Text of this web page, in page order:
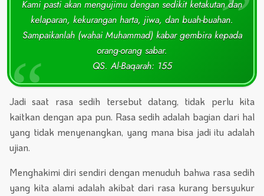
Kami pasti akan mengujimu dengan sedikit ketakutan dan
kelaparan, kekurangan harta, jiwa, dan buah-buahan.
Sampaikanlah (wahai Muhammad) kabar gembira kepada
orang-orang sabar.
QS. Al-Baqarah: 155
Jadi saat rasa sedih tersebut datang, tidak perlu kita
kaitkan dengan apa pun. Rasa sedih adalah bagian dari hal
yang tidak menyenangkan, yang mana bisa jadi itu adalah
ujian.
Menghakimi diri sendiri dengan menuduh bahwa rasa sedih
yang kita alami adalah akibat dari rasa kurang bersyukur